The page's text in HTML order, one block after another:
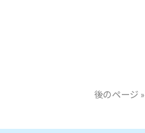
後のページ »